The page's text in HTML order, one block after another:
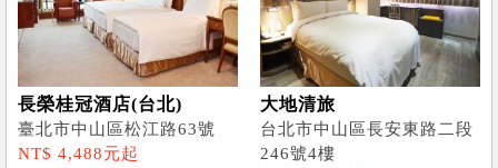
長榮桂冠酒店(台北)
臺北市中山區松江路63號
NT$ 4,488元起
大地清旅
台北市中山區長安東路二段
246號4樓